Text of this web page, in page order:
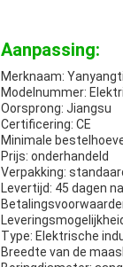
Aanpassing:
Merknaam:
Modelnummer:
Oorsprong: Jiangsu
Certificering: CE
Minimale
Prijs: onderhandeld
Verpakking:
Levertijd: 45 dagen
Type: Elektrische
Breedte van de